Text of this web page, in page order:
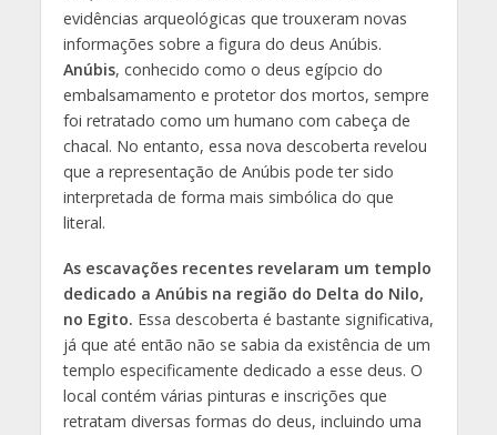
evidências arqueológicas que trouxeram novas
informações sobre a figura do deus Anúbis.
Anúbis, conhecido como o deus egípcio do
embalsamamento e protetor dos mortos, sempre
foi retratado como um humano com cabeça de
chacal. No entanto, essa nova descoberta revelou
que a representação de Anúbis pode ter sido
interpretada de forma mais simbólica do que
literal.
As escavações recentes revelaram um templo
dedicado a Anúbis na região do Delta do Nilo,
no Egito. Essa descoberta é bastante significativa,
já que até então não se sabia da existência de um
templo especificamente dedicado a esse deus. O
local contém várias pinturas e inscrições que
retratam diversas formas do deus, incluindo uma